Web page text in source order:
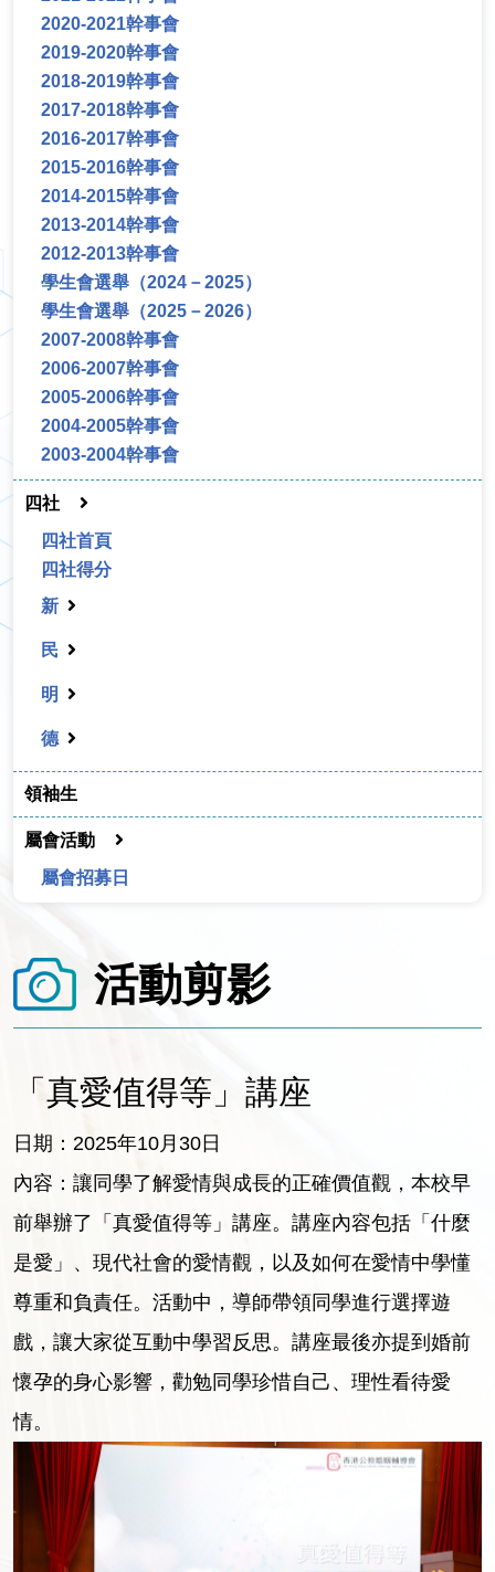
2020-2021幹事會
2019-2020幹事會
2018-2019幹事會
2017-2018幹事會
2016-2017幹事會
2015-2016幹事會
2014-2015幹事會
2013-2014幹事會
2012-2013幹事會
學生會選舉（2024－2025）
學生會選舉（2025－2026）
2007-2008幹事會
2006-2007幹事會
2005-2006幹事會
2004-2005幹事會
2003-2004幹事會
四社
四社首頁
四社得分
新
民
明
德
領袖生
屬會活動
屬會招募日
活動剪影
「真愛值得等」講座
日期：2025年10月30日
內容：讓同學了解愛情與成長的正確價值觀，本校早
前舉辦了「真愛值得等」講座。講座內容包括「什麼
是愛」、現代社會的愛情觀，以及如何在愛情中學懂
尊重和負責任。活動中，導師帶領同學進行選擇遊
戲，讓大家從互動中學習反思。講座最後亦提到婚前
懷孕的身心影響，勸勉同學珍惜自己、理性看待愛
情。